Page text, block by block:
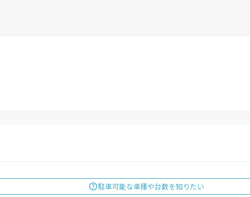
駐車可能な車種や台数を知りたい